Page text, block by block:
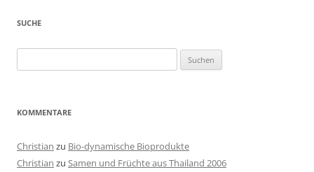
SUCHE
nach:
KOMMENTARE
Christian zu Bio-dynamische Bioprodukte
Christian zu Samen und Früchte aus Thailand 2006